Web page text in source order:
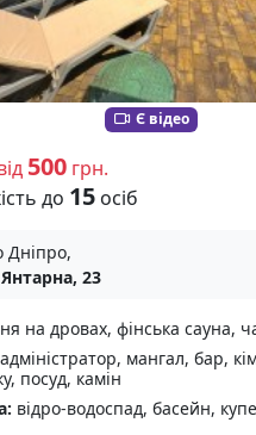
Є відео
500 грн.
до 15 осіб
Дніпро,
23
на дровах, фінська сауна,
адміністратор, мангал, бар,
посуд, камін
відро-водоспад, басейн,